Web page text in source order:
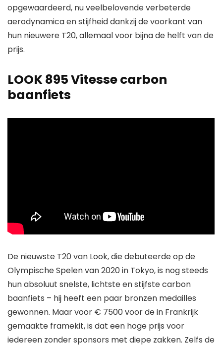
opgewaardeerd, nu veelbelovende verbeterde
aerodynamica en stijfheid dankzij de voorkant van
hun nieuwere T20, allemaal voor bijna de helft van de
prijs.
LOOK 895 Vitesse carbon
baanfiets
De nieuwste T20 van Look, die debuteerde op de
Olympische Spelen van 2020 in Tokyo, is nog steeds
hun absoluut snelste, lichtste en stijfste carbon
baanfiets – hij heeft een paar bronzen medailles
gewonnen. Maar voor € 7500 voor de in Frankrijk
gemaakte framekit, is dat een hoge prijs voor
iedereen zonder sponsors met diepe zakken. Zelfs de